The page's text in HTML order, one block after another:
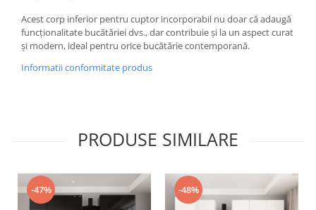
Acest corp inferior pentru cuptor incorporabil nu doar că adaugă
funcționalitate bucătăriei dvs., dar contribuie și la un aspect curat
și modern, ideal pentru orice bucătărie contemporană.
Informatii conformitate produs
PRODUSE SIMILARE
-47% -48%